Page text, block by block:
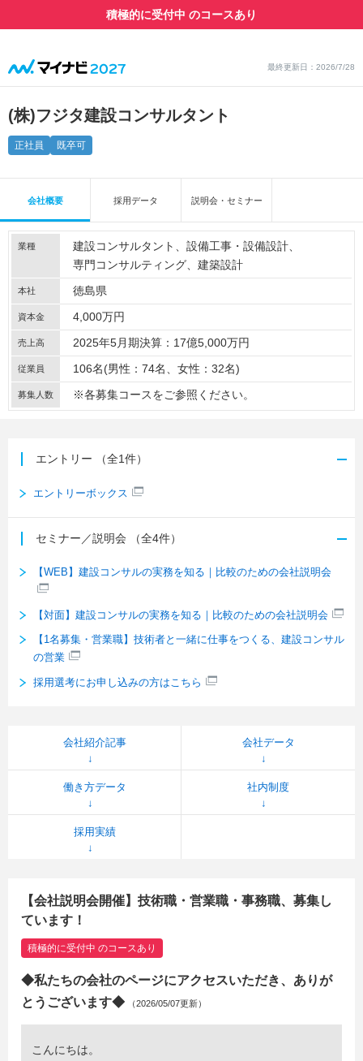
最終更新日：2026/7/28
(株)フジタ建設コンサルタント
正社員 既卒可
積極的に受付中 のコースあり
会社概要 採用データ 説明会・セミナー
業種 建設コンサルタント
設備工事・設備設計
専門コンサルティング
建築設計
本社 徳島県
資本金 4,000万円
売上高 2025年5月期決算：17億5,000万円
従業員 106名(男性：74名、女性：32名)
募集人数 ※各募集コースをご参照ください。
エントリー （全1件）
エントリーボックス
セミナー／説明会 （全4件）
【WEB】建設コンサルの実務を知る｜比較のための会社説明会
【対面】建設コンサルの実務を知る｜比較のための会社説明会
【1名募集・営業職】技術者と一緒に仕事をつくる、建設コンサル
の営業
採用選考にお申し込みの方はこちら
会社紹介記事 会社データ
働き方データ 社内制度
採用実績
【会社説明会開催】技術職・営業職・事務職、募集し
ています！
積極的に受付中 のコースあり
◆私たちの会社のページにアクセスいただき、ありが
とうございます◆ （2026/05/07更新）
こんにちは。